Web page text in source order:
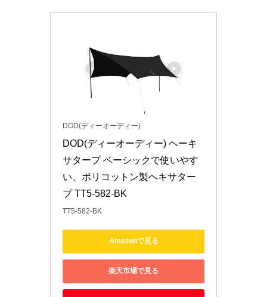
DOD(ディーオーディー)
DOD(ディーオーディー) ヘーキ
サタープ ベーシックで使いやす
い、ポリコットン製ヘキサター
プ TT5-582-BK
TT5-582-BK
Amazonで見る
楽天市場で見る